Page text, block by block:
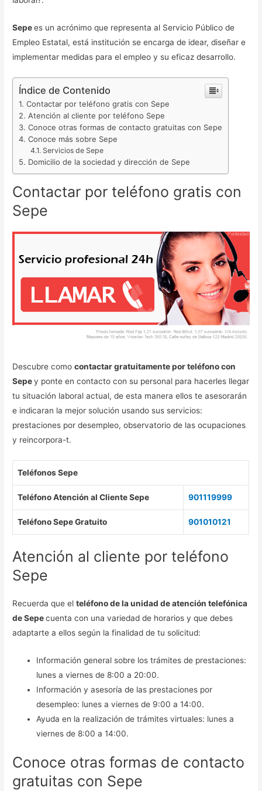
Sepees un acrónimo que representa al Servicio Público de
Empleo Estatal, está institución se encarga de idear, diseñar e
implementar medidas para el empleo y su eficaz desarrollo.
Índice de Contenido
Contactar por teléfono gratis con Sepe
Atención al cliente por teléfono Sepe
Conoce otras formas de contacto gratuitas con Sepe
Conoce más sobre Sepe
Servicios de Sepe
Domicilio de la sociedad y dirección de Sepe
Contactar por teléfono gratis con
Sepe
Descubre comocontactar gratuitamente por teléfono con
Sepey ponte en contacto con su personal para hacerles llegar
tu situación laboral actual, de esta manera ellos te asesorarán
e indicaran la mejor solución usando sus servicios:
prestaciones por desempleo, observatorio de las ocupaciones
y reincorpora-t.
Teléfonos Sepe
Teléfono Atención al Cliente Sepe 901119999
Teléfono Sepe Gratuito 901010121
Atención al cliente por teléfono
Sepe
Recuerda que elteléfono de la unidad de atención telefónica
de Sepecuenta con una variedad de horarios y que debes
adaptarte a ellos según la finalidad de tu solicitud:
Información general sobre los trámites de prestaciones:
lunes a viernes de 8:00 a 20:00.
Información y asesoría de las prestaciones por
desempleo: lunes a viernes de 9:00 a 14:00.
Ayuda en la realización de trámites virtuales: lunes a
viernes de 8:00 a 14:00.
Conoce otras formas de contacto
gratuitas con Sepe